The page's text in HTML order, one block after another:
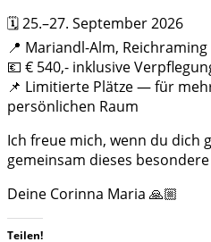
🗓️ 25.–27. September 2026
📍 Mariandl-Alm, Reichraming
💶 € 540,- inklusive
📌 Limitierte Plätze — für
persönlichen Raum
Ich freue mich, wenn du dich
gemeinsam dieses
Deine Corinna Maria 🙏🏼
Teilen!